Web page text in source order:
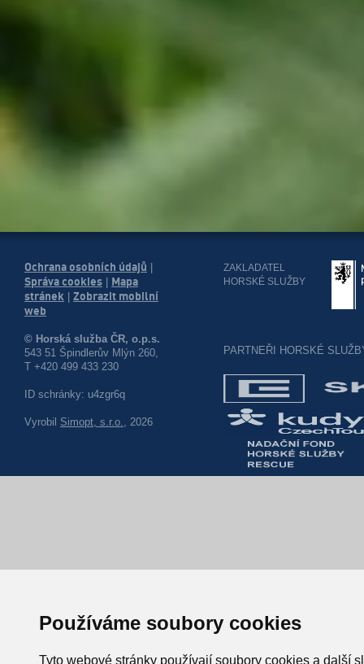
Používáme soubory cookies
Tyto webové stránky používají soubory cookies a další
Ochrana osobních údajů
Správa cookies
Mapa
stránek
Zobrazit mobilní
web
© Horská služba ČR, o.p.s.
543 51 Špindlerův Mlýn 260,
T +420 499 433 230
ID schránky: u4zgr6q
Vyrobil Simopt, s.r.o., 2026
ZAKLADATEL
HORSKÉ SLUŽBY
PARTNEŘI HORSKÉ